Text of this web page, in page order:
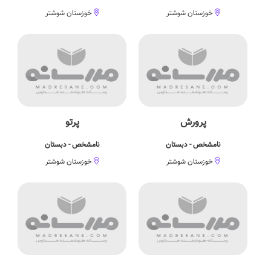
خوزستان شوشتر
خوزستان شوشتر
پرورش
نامشخص - دبستان
خوزستان شوشتر
پرتو
نامشخص - دبستان
خوزستان شوشتر